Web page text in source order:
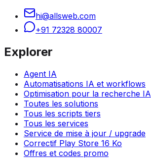
hi@allsweb.com
+91 72328 80007
Explorer
Agent IA
Automatisations IA et workflows
Optimisation pour la recherche IA
Toutes les solutions
Tous les scripts tiers
Tous les services
Service de mise à jour / upgrade
Correctif Play Store 16 Ko
Offres et codes promo